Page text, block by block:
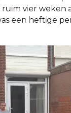
vier weken
een heftige